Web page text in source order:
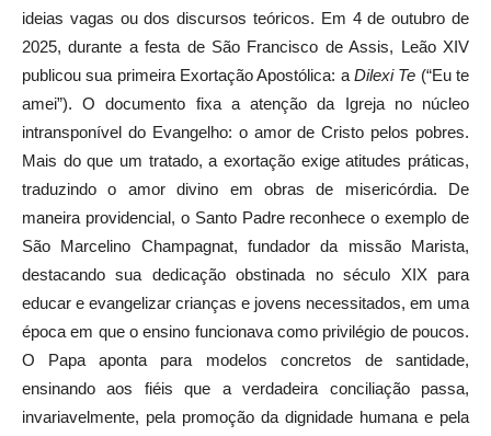
ideias vagas ou dos discursos teóricos. Em 4 de outubro de
2025, durante a festa de São Francisco de Assis, Leão XIV
publicou sua primeira Exortação Apostólica: a Dilexi Te (“Eu te
amei”). O documento fixa a atenção da Igreja no núcleo
intransponível do Evangelho: o amor de Cristo pelos pobres.
Mais do que um tratado, a exortação exige atitudes práticas,
traduzindo o amor divino em obras de misericórdia. De
maneira providencial, o Santo Padre reconhece o exemplo de
São Marcelino Champagnat, fundador da missão Marista,
destacando sua dedicação obstinada no século XIX para
educar e evangelizar crianças e jovens necessitados, em uma
época em que o ensino funcionava como privilégio de poucos.
O Papa aponta para modelos concretos de santidade,
ensinando aos fiéis que a verdadeira conciliação passa,
invariavelmente, pela promoção da dignidade humana e pela